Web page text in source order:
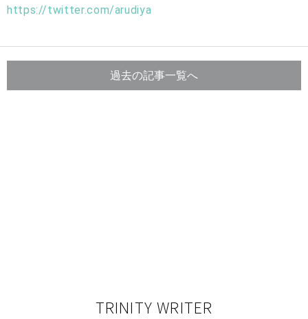
https://twitter.com/arudiya
過去の記事一覧へ
TRINITY WRITER